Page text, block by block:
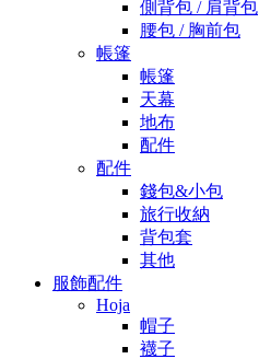
側背包 / 肩背包
腰包 / 胸前包
帳篷
帳篷
天幕
地布
配件
配件
錢包&小包
旅行收納
背包套
其他
服飾配件
Hoja
帽子
襪子